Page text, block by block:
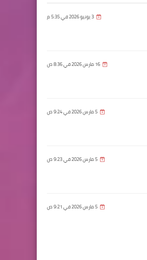
3 يونيو 2026 في 5:35 م
16 مارس 2026 في 8:36 ص
5 مارس 2026 في 9:24 ص
5 مارس 2026 في 9:23 ص
5 مارس 2026 في 9:21 ص